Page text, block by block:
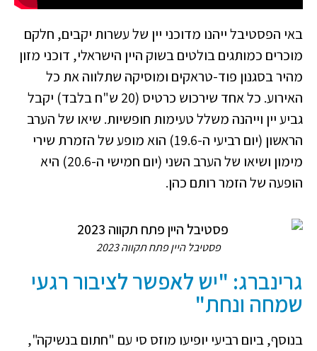
באי הפסטיבל ייהנו מדוכני יין של עשרות יקבים, חלקם
מוכרים כמותגים בולטים בשוק היין הישראלי, דוכני מזון
מהיר בסגנון פוד-טראקים ומוסיקה שתלווה את כל
האירוע. כל אחד שירכוש כרטיס (20 ש"ח בלבד) יקבל
גביע יין וייהנה משלל טעימות חופשיות. שיאו של הערב
הראשון (יום רביעי ה-19.6) הוא מופע של הזמרת שירי
מימון ושיאו של הערב השני (יום חמישי ה-20.6) היא
הופעה של הזמר רותם כהן.
פסטיבל היין פתח תקווה 2023
גרינברג: "יש לאפשר לציבור רגעי
שמחה ונחת"
בנוסף, ביום רביעי יופיעו מוזס סי עם "חתום בנשיקה",